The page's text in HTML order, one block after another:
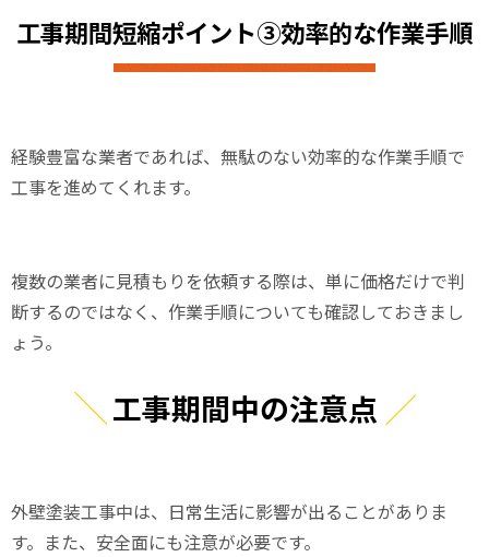
工事期間短縮ポイント③効率的な作業手順
経験豊富な業者であれば、無駄のない効率的な作業手順で
工事を進めてくれます。
複数の業者に見積もりを依頼する際は、単に価格だけで判
断するのではなく、作業手順についても確認しておきまし
ょう。
工事期間中の注意点
外壁塗装工事中は、日常生活に影響が出ることがありま
す。また、安全面にも注意が必要です。